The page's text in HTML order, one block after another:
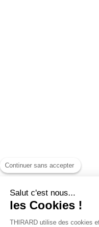
Continuer sans accepter
Salut c'est nous...
les Cookies !
THIRARD utilise des cookies